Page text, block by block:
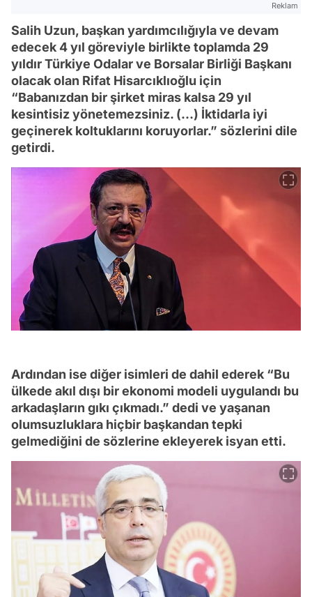
Reklam
Salih Uzun, başkan yardımcılığıyla ve devam
edecek 4 yıl göreviyle birlikte toplamda 29
yıldır Türkiye Odalar ve Borsalar Birliği Başkanı
olacak olan Rifat Hisarcıklıoğlu için
“Babanızdan bir şirket miras kalsa 29 yıl
kesintisiz yönetemezsiniz. (…) İktidarla iyi
geçinerek koltuklarını koruyorlar.” sözlerini dile
getirdi.
Ardından ise diğer isimleri de dahil ederek “Bu
ülkede akıl dışı bir ekonomi modeli uygulandı bu
arkadaşların gıkı çıkmadı.” dedi ve yaşanan
olumsuzluklara hiçbir başkandan tepki
gelmediğini de sözlerine ekleyerek isyan etti.